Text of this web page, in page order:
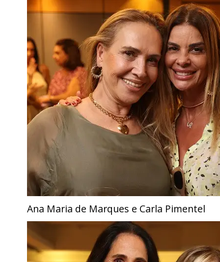
Ana Maria de Marques e Carla Pimentel